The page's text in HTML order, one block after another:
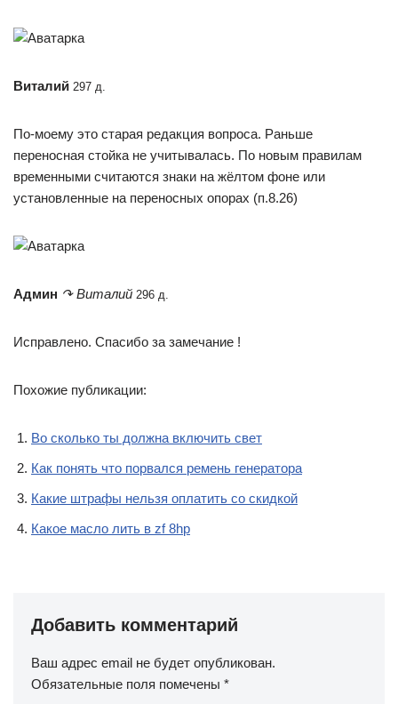
Виталий 297 д.
По-моему это старая редакция вопроса. Раньше
переносная стойка не учитывалась. По новым правилам
временными считаются знаки на жёлтом фоне или
установленные на переносных опорах (п.8.26)
Админ ↷ Виталий 296 д.
Исправлено. Спасибо за замечание !
Похожие публикации:
Во сколько ты должна включить свет
Как понять что порвался ремень генератора
Какие штрафы нельзя оплатить со скидкой
Какое масло лить в zf 8hp
Добавить комментарий
Ваш адрес email не будет опубликован.
Обязательные поля помечены *